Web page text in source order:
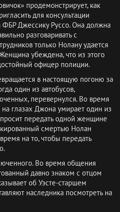
продемонстрирует, как
для консультации
ФБР Джессику Руссо. Она должна
разговаривать с
только Нолану удается
убеждена, что из этого
офицер полиции.
в настоящую погоню за
один из автобусов,
перевернулся. Во время
глазах Джона умирает один из
передать одной женщине
смертью Нолан
на то, чтобы передать
Во время общения
давно знаком с отцом
об Уэсте-старшем
наследника посмотреть на